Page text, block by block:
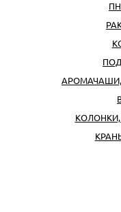
КОЛОНКИ,